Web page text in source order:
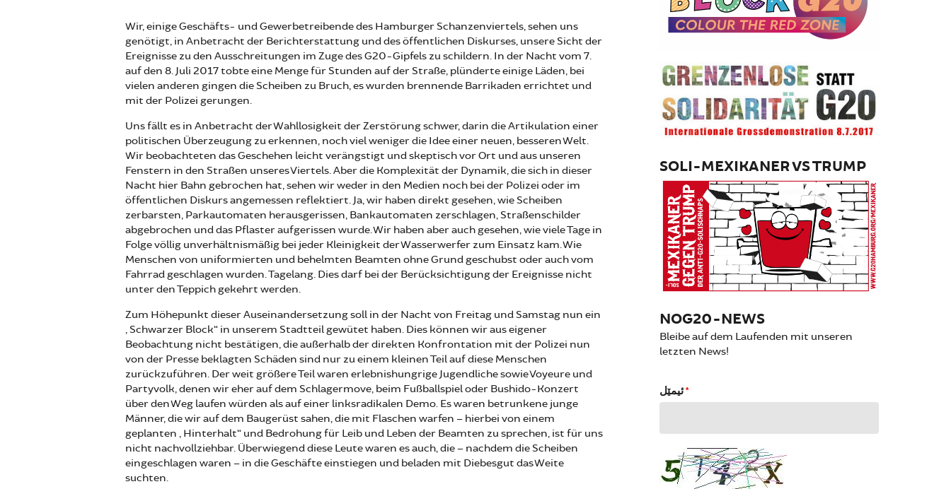
Wir, einige Geschäfts- und Gewerbetreibende des Hamburger Schanzenviertels, sehen uns
genötigt, in Anbetracht der Berichterstattung und des öffentlichen Diskurses, unsere Sicht der
Ereignisse zu den Ausschreitungen im Zuge des G20-Gipfels zu schildern. In der Nacht vom 7.
auf den 8. Juli 2017 tobte eine Menge für Stunden auf der Straße, plünderte einige Läden, bei
vielen anderen gingen die Scheiben zu Bruch, es wurden brennende Barrikaden errichtet und
mit der Polizei gerungen.
Uns fällt es in Anbetracht der Wahllosigkeit der Zerstörung schwer, darin die Artikulation einer
politischen Überzeugung zu erkennen, noch viel weniger die Idee einer neuen, besseren Welt.
Wir beobachteten das Geschehen leicht verängstigt und skeptisch vor Ort und aus unseren
Fenstern in den Straßen unseres Viertels. Aber die Komplexität der Dynamik, die sich in dieser
Nacht hier Bahn gebrochen hat, sehen wir weder in den Medien noch bei der Polizei oder im
öffentlichen Diskurs angemessen reflektiert. Ja, wir haben direkt gesehen, wie Scheiben
zerbarsten, Parkautomaten herausgerissen, Bankautomaten zerschlagen, Straßenschilder
abgebrochen und das Pflaster aufgerissen wurde. Wir haben aber auch gesehen, wie viele Tage in
Folge völlig unverhältnismäßig bei jeder Kleinigkeit der Wasserwerfer zum Einsatz kam. Wie
Menschen von uniformierten und behelmten Beamten ohne Grund geschubst oder auch vom
Fahrrad geschlagen wurden. Tagelang. Dies darf bei der Berücksichtigung der Ereignisse nicht
unter den Teppich gekehrt werden.
Zum Höhepunkt dieser Auseinandersetzung soll in der Nacht von Freitag und Samstag nun ein
„Schwarzer Block“ in unserem Stadtteil gewütet haben. Dies können wir aus eigener
Beobachtung nicht bestätigen, die außerhalb der direkten Konfrontation mit der Polizei nun
von der Presse beklagten Schäden sind nur zu einem kleinen Teil auf diese Menschen
zurückzuführen. Der weit größere Teil waren erlebnishungrige Jugendliche sowie Voyeure und
Partyvolk, denen wir eher auf dem Schlagermove, beim Fußballspiel oder Bushido-Konzert
über den Weg laufen würden als auf einer linksradikalen Demo. Es waren betrunkene junge
Männer, die wir auf dem Baugerüst sahen, die mit Flaschen warfen – hierbei von einem
geplanten „Hinterhalt“ und Bedrohung für Leib und Leben der Beamten zu sprechen, ist für uns
nicht nachvollziehbar. Überwiegend diese Leute waren es auch, die – nachdem die Scheiben
eingeschlagen waren – in die Geschäfte einstiegen und beladen mit Diebesgut das Weite
suchten.
SOLI-MEXIKANER VS TRUMP
NOG20-NEWS
Bleibe auf dem Laufenden mit unseren
letzten News!
*